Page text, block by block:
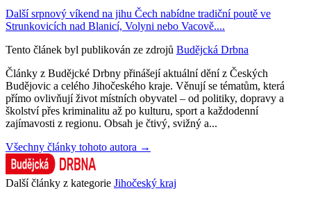
Další srpnový víkend na jihu Čech nabídne tradiční poutě ve
Strunkovicích nad Blanicí, Volyni nebo Vacově....
Tento článek byl publikován ze zdrojů Budějcká Drbna
Články z Budějcké Drbny přinášejí aktuální dění z Českých
Budějovic a celého Jihočeského kraje. Věnují se tématům, která
přímo ovlivňují život místních obyvatel – od politiky, dopravy a
školství přes kriminalitu až po kulturu, sport a každodenní
zajímavosti z regionu. Obsah je čtivý, svižný a...
Všechny články tohoto autora →
Další články z kategorie Jihočeský kraj